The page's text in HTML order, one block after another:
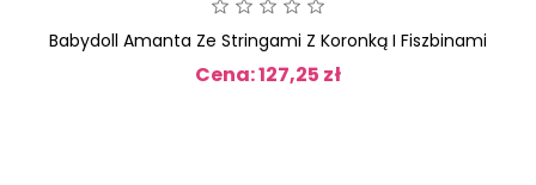
Babydoll Amanta Ze Stringami Z Koronką I Fiszbinami
Cena: 127,25 zł